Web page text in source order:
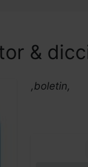
&
,boletin,